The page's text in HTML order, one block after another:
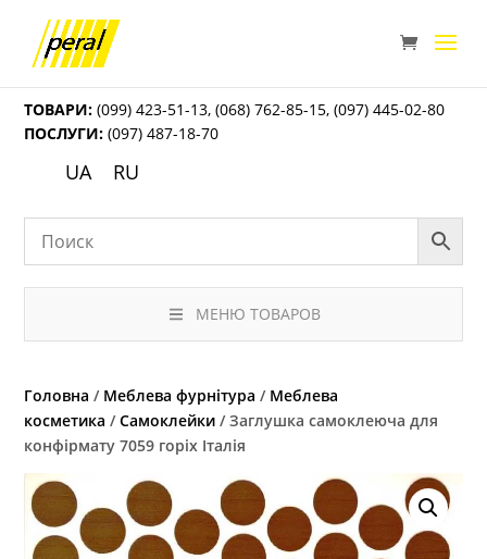
ТОВАРИ: (099) 423-51-13,(068) 762-85-15,(097) 445-02-80
ПОСЛУГИ: (097) 487-18-70
UA RU
МЕНЮ ТОВАРОВ
Головна / Меблева фурнітура / Меблева
косметика /Самоклейки / Заглушка самоклеюча для
конфірмату 7059 горіх Італія